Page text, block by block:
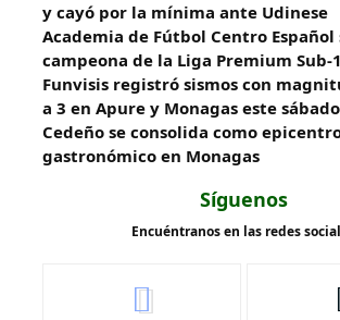
y cayó por la mínima ante Udinese
Academia de Fútbol Centro Español
campeona de la Liga Premium Sub-
Funvisis registró sismos con
a 3 en Apure y Monagas este
Cedeño se consolida como
gastronómico en Monagas
Síguenos
Encuéntranos en las redes